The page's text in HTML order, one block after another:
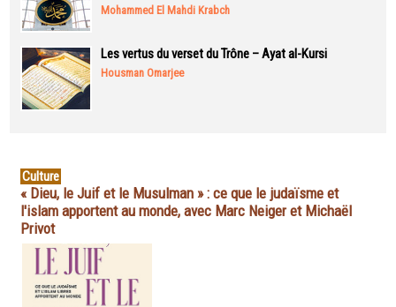
Mohammed El Mahdi Krabch
Les vertus du verset du Trône – Ayat al-Kursi
Housman Omarjee
Culture
« Dieu, le Juif et le Musulman » : ce que le judaïsme et
l'islam apportent au monde, avec Marc Neiger et Michaël
Privot